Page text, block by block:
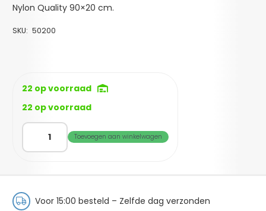
Nylon Quality 90×20 cm.
SKU: 50200
22 op voorraad
22 op voorraad
Vliegertas
Black+Red
Toevoegen aan winkelwagen
Voor 15:00 besteld – Zelfde dag verzonden